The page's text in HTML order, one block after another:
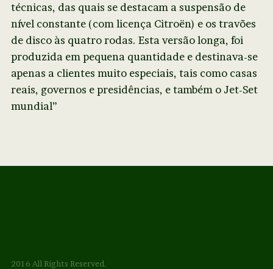
técnicas, das quais se destacam a suspensão de
nível constante (com licença Citroën) e os travões
de disco às quatro rodas. Esta versão longa, foi
produzida em pequena quantidade e destinava-se
apenas a clientes muito especiais, tais como casas
reais, governos e presidências, e também o Jet-Set
mundial”
2016 All Rights Reserved.